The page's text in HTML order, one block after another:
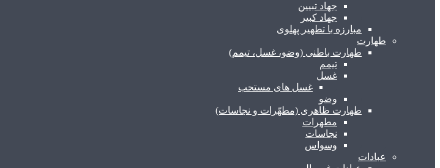
جهاد تبیین
جهاد کبیر
مبارزه با تطهیر پهلوی
طهارت
طهارت باطنی (وضو، غسل، تیمم)
تیمم
غسل
غسل های مستحب
وضو
طهارت ظاهری (مطهّرات و نجاسات)
مطهرات
نجاسات
وسواس
عبادات